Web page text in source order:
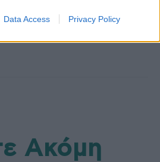
Data Access Privacy Policy
Ακόμη